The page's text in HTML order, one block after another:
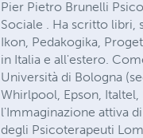
Pier Pietro Brunelli
Sociale . Ha scritto libri,
Ikon, Pedakogika,
in Italia e all'estero.
Università di Bologna
Whirlpool, Epson,
l'Immaginazione attiva
degli Psicoterapeuti